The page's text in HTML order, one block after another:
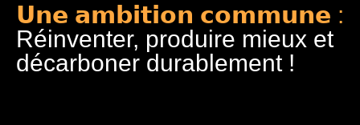
𝗨𝗻𝗲 𝗮𝗺𝗯𝗶𝘁𝗶𝗼𝗻 𝗰𝗼𝗺𝗺𝘂𝗻𝗲 :
Réinventer, produire mieux et
décarboner durablement !